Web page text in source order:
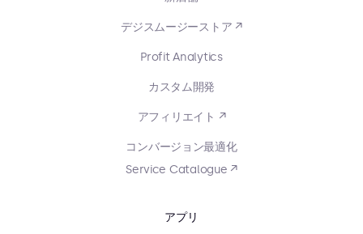
デジスムージーストア ↗
Profit Analytics
カスタム開発
アフィリエイト ↗
コンバージョン最適化
Service Catalogue ↗
アプリ